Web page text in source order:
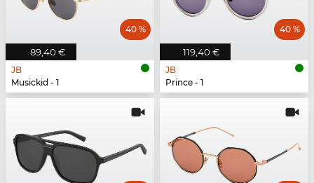
89,40 €
40 %
JB
Musickid - 1
119,40 €
40 %
JB
Prince - 1